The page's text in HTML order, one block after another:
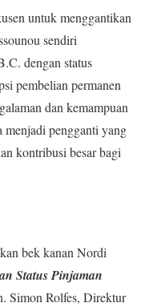
untuk menggantikan
sendiri
dengan status
pembelian permanen
dan kemampuan
pengganti yang
kontribusi besar bagi
bek kanan Nordi
Status Pinjaman
Simon Rolfes, Direktur